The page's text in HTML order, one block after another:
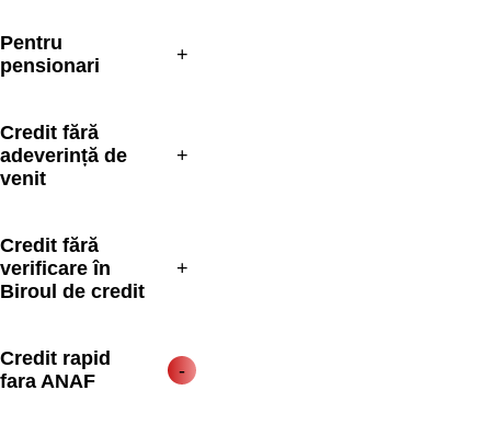
Pentru
pensionari
Credit fără
adeverință de
venit
Credit fără
verificare în
Biroul de credit
Credit rapid
fara ANAF